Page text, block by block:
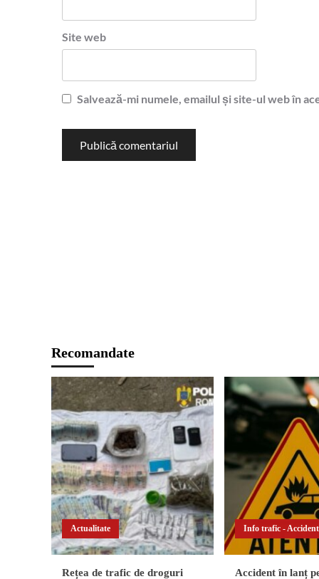
Site web
Salvează-mi numele, emailul și site-ul web în
Recomandate
Actualitate
Rețea de trafic de droguri
Info trafic -
Accident în lanț